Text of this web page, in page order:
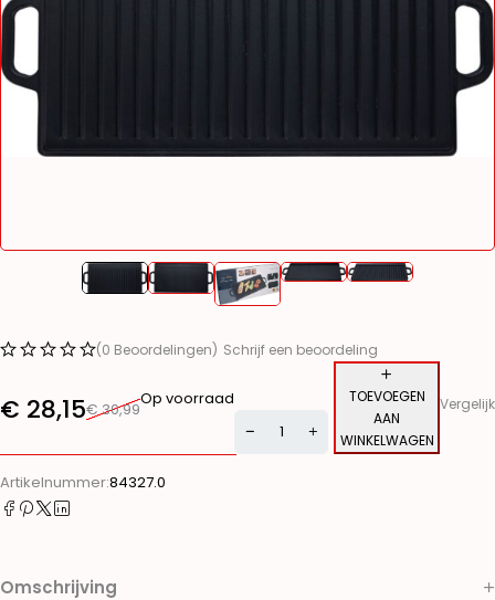
(0 Beoordelingen) Schrijf een beoordeling
€30,99
€ 28,15 Op voorraad
TOEVOEGEN
AAN
WINKELWAGEN
Alternative:
Vergelijk
Artikelnummer:84327.0
Omschrijving